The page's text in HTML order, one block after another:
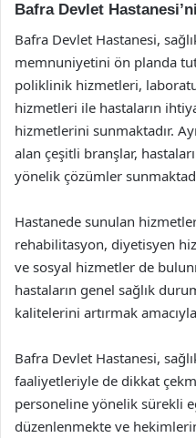
Bafra Devlet
Bafra Devlet Hastanesi,
memnuniyetini ön planda
poliklinik hizmetleri,
hizmetleri ile hastaların
hizmetlerini sunmaktadır.
alan çeşitli branşlar,
yönelik çözümler
Hastanede sunulan
rehabilitasyon, diyetisyen
ve sosyal hizmetler de
hastaların genel sağlık
kalitelerini artırmak
Bafra Devlet Hastanesi,
faaliyetleriyle de dikkat
personeline yönelik sürekli
düzenlenmekte ve